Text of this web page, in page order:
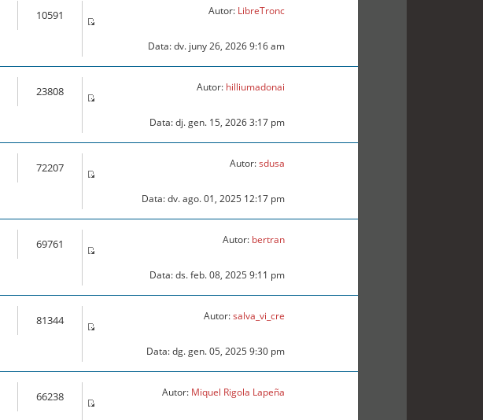
10591 Autor: LibreTronc
Data: dv. juny 26, 2026 9:16 am
23808 Autor: hilliumadonai
Data: dj. gen. 15, 2026 3:17 pm
72207 Autor:sdusa
Data: dv. ago. 01, 2025 12:17 pm
69761 Autor: bertran
Data: ds. feb. 08, 2025 9:11 pm
81344 Autor:salva_vi_cre
Data: dg. gen. 05, 2025 9:30 pm
66238 Autor: Miquel Rigola Lapeña